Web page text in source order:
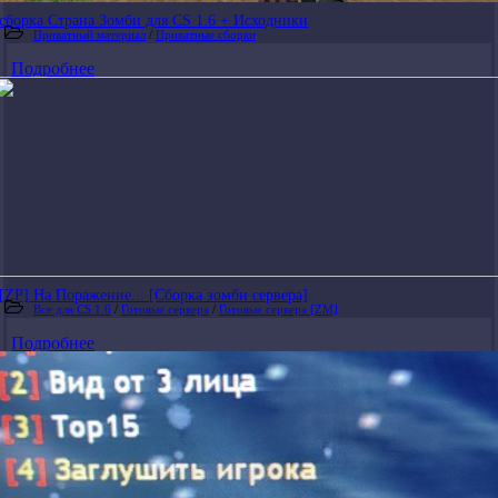
сборка Страна Зомби для CS 1.6 + Исходники
Приватный материал / Приватные сборки
Подробнее
[ZP] На Поражение... [Сборка зомби сервера]
Все для CS 1.6 / Готовые сервера / Готовые сервера [ZM]
Подробнее